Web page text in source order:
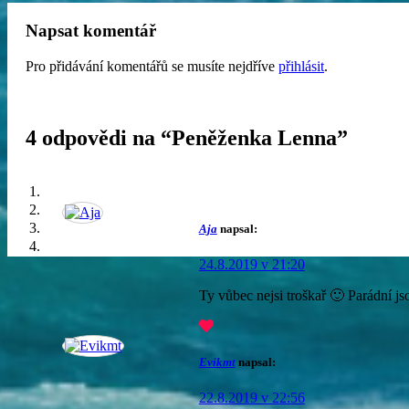
Napsat komentář
Pro přidávání komentářů se musíte nejdříve přihlásit.
4 odpovědi na “Peněženka Lenna”
Aja napsal:
24.8.2019 v 21:20
Ty vůbec nejsi troškař 🙂 Parádní
Evikmt napsal:
22.8.2019 v 22:56